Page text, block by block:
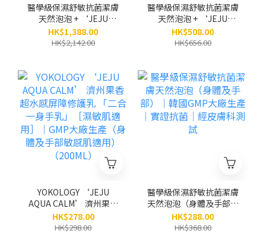
醫學級保濕舒敏抗菌潔膚
天然泡泡 + ‘JEJU
AQUA CALM’濟州果香
超水感屏障修護乳 (身體
HK$1,388.00
HK$2,142.00
醫學級保濕舒敏抗菌潔膚
天然泡泡 + ‘JEJU
AQUA CALM’濟州果香
超水感屏障修護乳（身體
HK$508.00
HK$656.00
YOKOLOGY ‘JEJU
AQUA CALM’ 濟州果香
超水感屏障修護乳 「二
合一身手乳」［濕敏肌適
HK$278.00
HK$298.00
醫學級保濕舒敏抗菌潔膚
天然泡泡（身體及手部）
│韓國GMP大廠生產│實
證抗菌│經皮膚科測試
HK$288.00
HK$368.00